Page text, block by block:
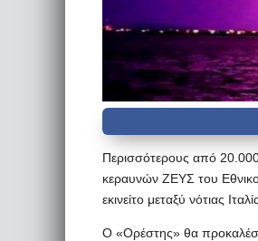
Περισσότερους από
κεραυνών ΖΕΥΣ του
εκινείτο μεταξύ νότιας
Ο «Ορέστης» θα